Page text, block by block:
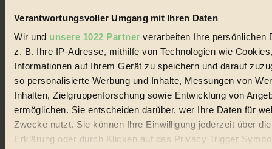
Verantwortungsvoller Umgang mit Ihren Daten
Wir und unsere 1022 Partner verarbeiten Ihre persönlichen
z. B. Ihre IP-Adresse, mithilfe von Technologien wie
Informationen auf Ihrem Gerät zu speichern und darauf
so personalisierte Werbung und Inhalte, Messungen von
Inhalten, Zielgruppenforschung sowie Entwicklung von
ermöglichen. Sie entscheiden darüber, wer Ihre Daten für
Zwecke nutzt. Sie können Ihre Einwilligung jederzeit über
Erklärung oder durch Klicken auf das Privacy Trigger
Handels mit Bioprodukten, des Fair-Trade sowie der Branche
Social Media
22.601 Fans auf Facebook
3.415 Follower auf Twitter
Folge uns auf Instagram
Themen
Bio